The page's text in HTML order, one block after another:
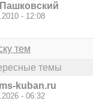
- 12:08
тем
темы
kuban.ru
- 06:32